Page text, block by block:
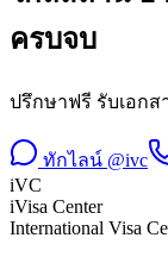
ครบจบ
ปรึกษาฟรี รับเอก
ทักไลน์ @ivc
iVC
iVisa Center
International Visa